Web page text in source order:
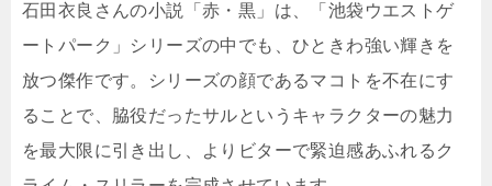
石田衣良さんの小説「赤・黒」は、「池袋ウエストゲ
ートパーク」シリーズの中でも、ひときわ強い輝きを
放つ傑作です。シリーズの顔であるマコトを不在にす
ることで、脇役だったサルというキャラクターの魅力
を最大限に引き出し、よりビターで緊迫感あふれるク